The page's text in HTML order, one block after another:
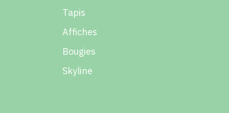
Tapis
Affiches
Bougies
Skyline